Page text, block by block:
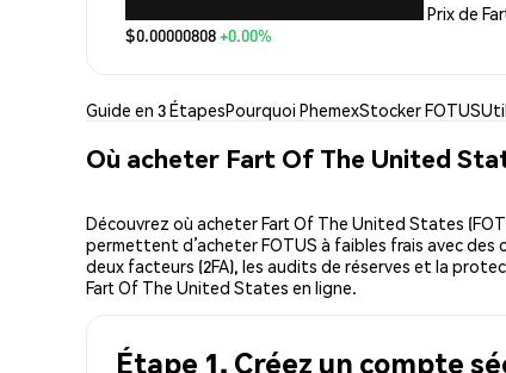
Prix de
$0.00000808+0.00%
Guide en 3 ÉtapesPourquoi PhemexStocker FOTUS
Où acheter Fart Of The United
Découvrez où acheter Fart Of The United States
permettent d’acheter FOTUS à faibles frais avec
deux facteurs (2FA), les audits de réserves et la
Fart Of The United States en ligne.
Étape 1. Créez un compte